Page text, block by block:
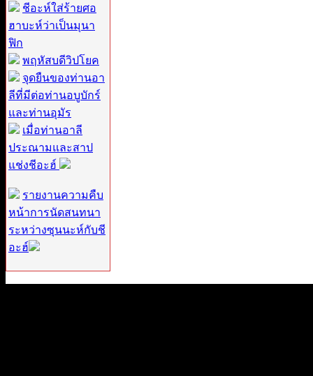
ชีอะห์ใส่ร้ายศอ
ฮาบะห์ว่าเป็นมุนา
ฟิก
พฤหัสบดีวิปโยค
จุดยืนของท่านอา
ลีที่มีต่อท่านอบูบักร์
และท่านอุมัร
เมื่อท่านอาลี
ประณามและสาป
แช่งชีอะฮ์
รายงานความคืบ
หน้าการนัดสนทนา
ระหว่างซุนนะห์กับชี
อะฮ์